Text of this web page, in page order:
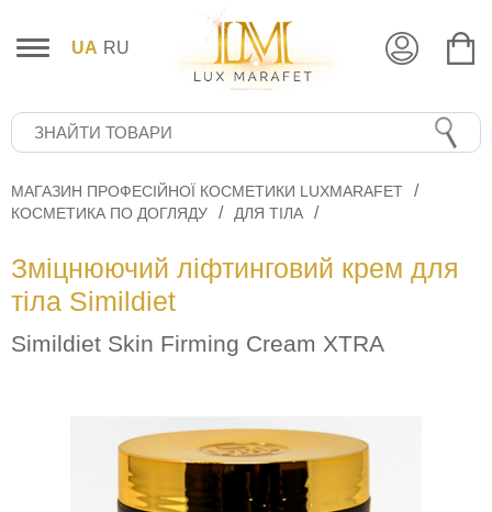
UA RU
МАГАЗИН ПРОФЕСІЙНОЇ КОСМЕТИКИ LUXMARAFET
КОСМЕТИКА ПО ДОГЛЯДУ
ДЛЯ ТІЛА
Зміцнюючий ліфтинговий крем для
тіла Simildiet
Simildiet Skin Firming Cream XTRA